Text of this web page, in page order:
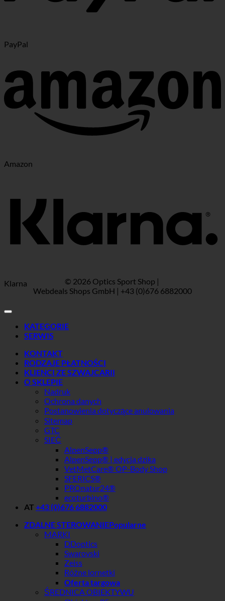
PayPal
Amazon
Klarna
© 2026 Optics Sport Shop |
Webdeals Shops GmbH | +43 (0)676 6882000
KATEGORIE
SERWIS
KONTAKT
RODZAJE PŁATNOŚCI
KLIENCI ZE SZWAJCARII
O SKLEPIE
Nadruk
Ochrona danych
Postanowienia dotyczące anulowania
Sitemap
GTC
SIEĆ
AlpenSepp®
AlpenSepp® | edycja dzika
VetMetCare® OP-Body Shop
SFERICS®
PROnatur24®
ecoturbino®
AT +43 (0)676 6882000
ZDALNE STEROWANIE
MARKI
DDoptics
Swarovski
Zeiss
Różne lornetki
Oferta targowa
ŚREDNICA OBIEKTYWU